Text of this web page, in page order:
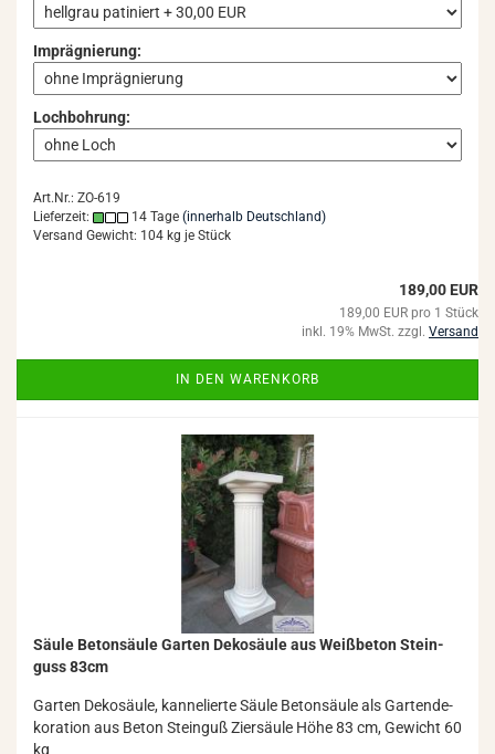
Imprägnierung:
Lochbohrung:
Art.Nr.: ZO-619
Lieferzeit:
14 Tage (innerhalb Deutschland)
Versand Gewicht: 104 kg je Stück
189,00 EUR
189,00 EUR pro 1 Stück
inkl. 19% MwSt. zzgl. Versand
IN DEN WARENKORB
Säule Be­ton­säu­le Gar­ten De­ko­säu­le aus Weiß­be­ton Stein­
guss 83cm
Gar­ten De­ko­säu­le, kan­ne­lier­te Säule Be­ton­säu­le als Gar­ten­de­
ko­ra­ti­on aus Beton Stein­guß Zier­säu­le Höhe 83 cm, Ge­wicht 60
kg